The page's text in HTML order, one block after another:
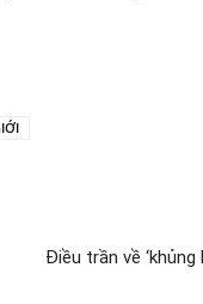
Điều trần về ‘khủng